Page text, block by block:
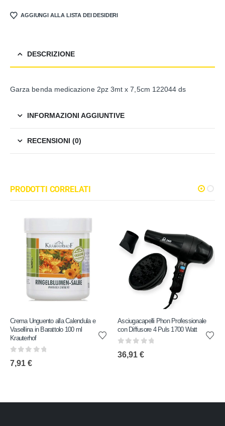
AGGIUNGI ALLA LISTA DEI DESIDERI
DESCRIZIONE
Garza benda medicazione 2pz 3mt x 7,5cm 122044 ds
INFORMAZIONI AGGIUNTIVE
RECENSIONI (0)
PRODOTTI CORRELATI
Crema Unguento alla Calendula e
Vasellina in Barattolo 100 ml
Krauterhof
7,91 €
Asciugacapelli Phon Professionale
con Diffusore 4 Puls 1700 Watt
36,91 €